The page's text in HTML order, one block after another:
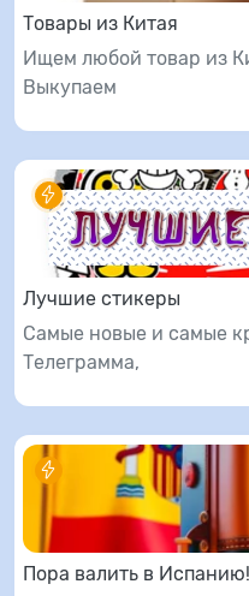
Товары из Китая
Ищем любой товар из
Выкупаем
Лучшие стикеры
Самые новые и самые
Телеграмма,
Пора валить в